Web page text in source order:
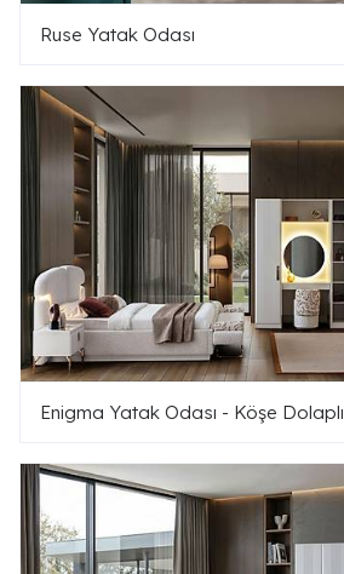
Ruse Yatak Odası
Enigma Yatak Odası - Köşe Dolaplı